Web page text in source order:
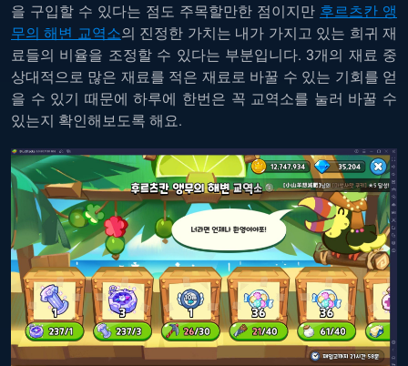
을 구입할 수 있다는 점도 주목할만한 점이지만 후르츠칸 앵
무의 해변 교역소의 진정한 가치는 내가 가지고 있는 희귀 재
료들의 비율을 조정할 수 있다는 부분입니다. 3개의 재료 중
상대적으로 많은 재료를 적은 재료로 바꿀 수 있는 기회를 얻
을 수 있기 때문에 하루에 한번은 꼭 교역소를 눌러 바꿀 수
있는지 확인해보도록 해요.